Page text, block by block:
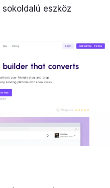
eszköz